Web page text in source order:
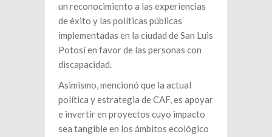
un reconocimiento a las experiencias
de éxito y las políticas públicas
implementadas en la ciudad de San Luis
Potosí en favor de las personas con
discapacidad.
Asimismo, mencionó que la actual
política y estrategia de CAF, es apoyar
e invertir en proyectos cuyo impacto
sea tangible en los ámbitos ecológico